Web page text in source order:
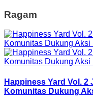
Ragam
Happiness Yard Vol.
Komunitas Dukung